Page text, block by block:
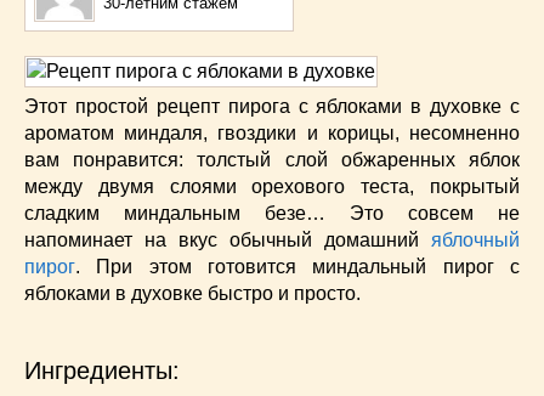
Лучшие
(9)
Мексиканская кухня(9)
Мясные блюда (119)
Напитки(4)
Немецкая кухня(10)
Необычные(49)
Низкокалорийные
(33)
Новогодние(57)
Новости(54)
Овощи
Этот простой рецепт пирога с яблоками в духовке с
ароматом миндаля, гвоздики и корицы, несомненно
вам понравится: толстый слой обжаренных яблок
между двумя слоями орехового теста, покрытый
сладким миндальным безе… Это совсем не
напоминает на вкус обычный домашний яблочный
пирог. При этом готовится миндальный пирог с
яблоками в духовке быстро и просто.
Ингредиенты: